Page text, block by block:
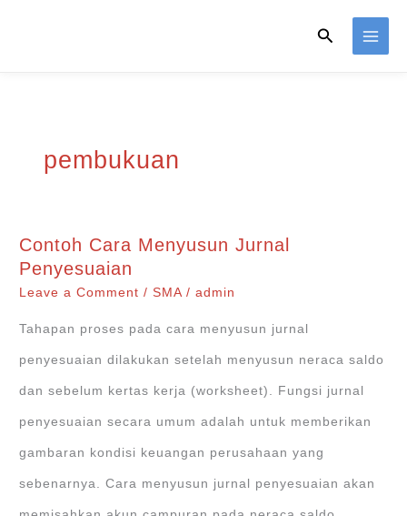
Search
pembukuan
Contoh Cara Menyusun Jurnal
Penyesuaian
Leave a Comment /SMA/admin
Tahapan proses pada cara menyusun jurnal
penyesuaian dilakukan setelah menyusun neraca saldo
dan sebelum kertas kerja (worksheet). Fungsi jurnal
penyesuaian secara umum adalah untuk memberikan
gambaran kondisi keuangan perusahaan yang
sebenarnya. Cara menyusun jurnal penyesuaian akan